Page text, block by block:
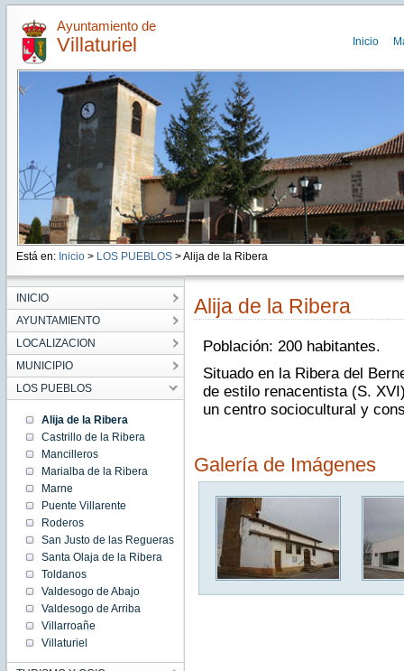
Ayuntamiento de
Villaturiel Inicio
Está en: Inicio > LOS PUEBLOS> Alija de la Ribera
INICIO
AYUNTAMIENTO
LOCALIZACION
MUNICIPIO
LOS PUEBLOS
Alija de la Ribera
Castrillo de la Ribera
Mancilleros
Marialba de la Ribera
Marne
Puente Villarente
Roderos
San Justo de las Regueras
Santa Olaja de la Ribera
Toldanos
Valdesogo de Abajo
Valdesogo de Arriba
Villarroañe
Villaturiel
Alija de la Ribera
Población: 200 habitantes.
Situado en la Ribera del
de estilo renacentista (S.
un centro sociocultural y
Galería de Imágenes